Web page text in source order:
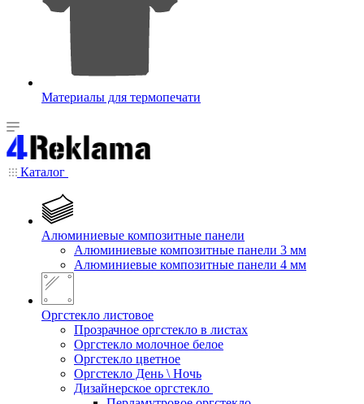
Материалы для термопечати
Каталог
Алюминиевые композитные панели
Алюминиевые композитные панели 3 мм
Алюминиевые композитные панели 4 мм
Оргстекло листовое
Прозрачное оргстекло в листах
Оргстекло молочное белое
Оргстекло цветное
Оргстекло День \ Ночь
Дизайнерское оргстекло